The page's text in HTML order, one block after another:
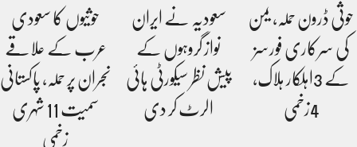
حوثی ڈرون حملہ، یمن
کی سرکاری فورسز
کے 3اہلکار ہلاک،
4زخمی
سعودیہ نے ایران
نواز گروہوں کے
پیش نظر سیکورٹی ہائی
الرٹ کر دی
حوثیوں کا سعودی
عرب کے علاقے
نجران پر حملہ، پاکستانی
سمیت 11 شہری
زخمی